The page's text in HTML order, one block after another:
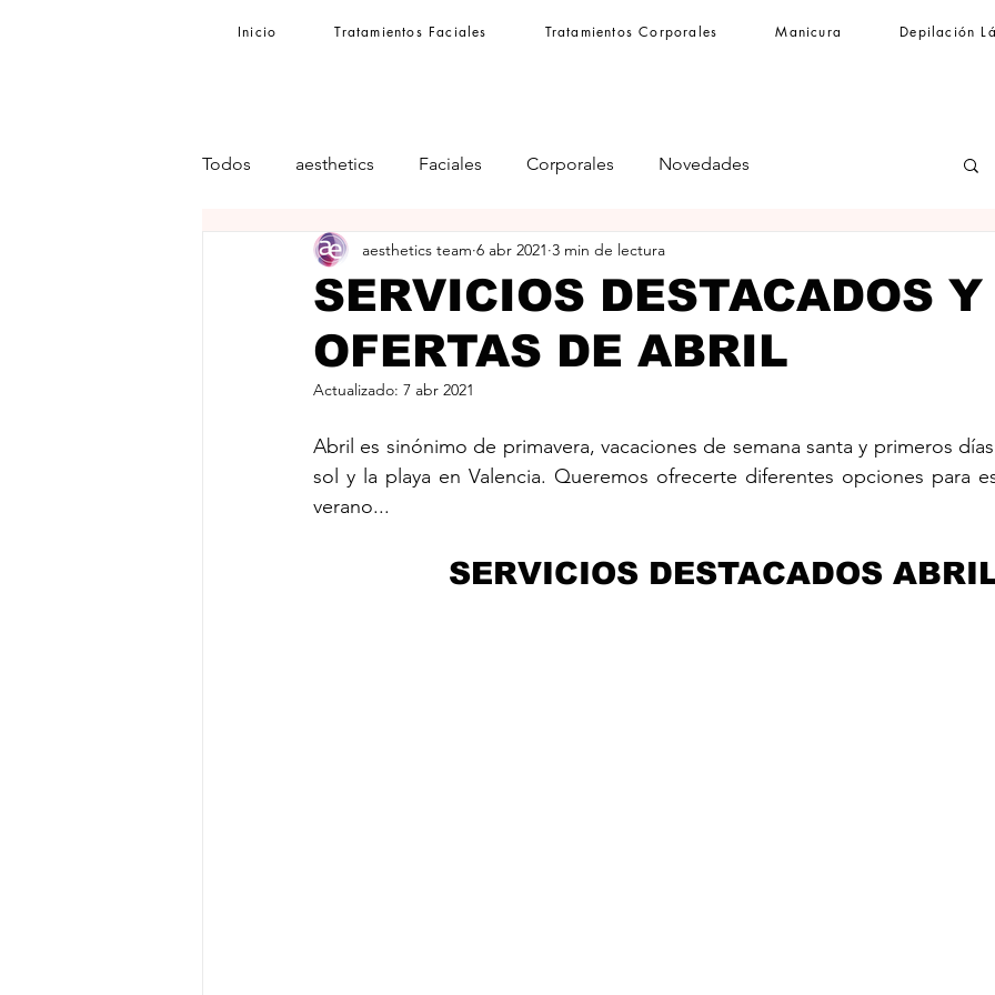
Inicio Tratamientos Faciales Tratamientos Corporales Manicura Depilación
Todos aesthetics Faciales Corporales Novedades
SERVICIOS DESTACADOS Y
OFERTAS DE ABRIL
aesthetics team 6 abr 2021 3 min de lectura
Actualizado: 7 abr 2021
Abril es sinónimo de primavera, vacaciones de semana santa y primeros
sol y la playa en Valencia. Queremos ofrecerte diferentes opciones para
verano...
SERVICIOS DESTACADOS